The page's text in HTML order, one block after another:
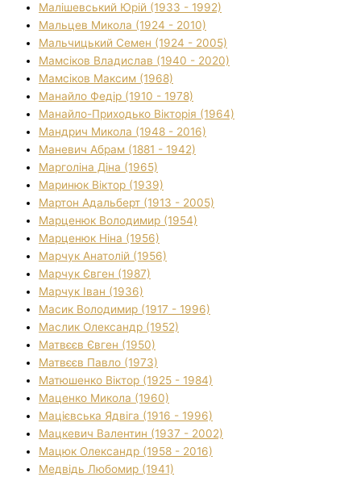
Малішевський Юрій (1933 - 1992)
Мальцев Микола (1924 - 2010)
Мальчицький Семен (1924 - 2005)
Мамсіков Владислав (1940 - 2020)
Мамсіков Максим (1968)
Манайло Федір (1910 - 1978)
Манайло-Приходько Вікторія (1964)
Мандрич Микола (1948 - 2016)
Маневич Абрам (1881 - 1942)
Марголіна Діна (1965)
Маринюк Віктор (1939)
Мартон Адальберт (1913 - 2005)
Марценюк Володимир (1954)
Марценюк Ніна (1956)
Марчук Анатолій (1956)
Марчук Євген (1987)
Марчук Іван (1936)
Масик Володимир (1917 - 1996)
Маслик Олександр (1952)
Матвєєв Євген (1950)
Матвєєв Павло (1973)
Матюшенко Віктор (1925 - 1984)
Маценко Микола (1960)
Мацієвська Ядвіга (1916 - 1996)
Мацкевич Валентин (1937 - 2002)
Мацюк Олександр (1958 - 2016)
Медвідь Любомир (1941)